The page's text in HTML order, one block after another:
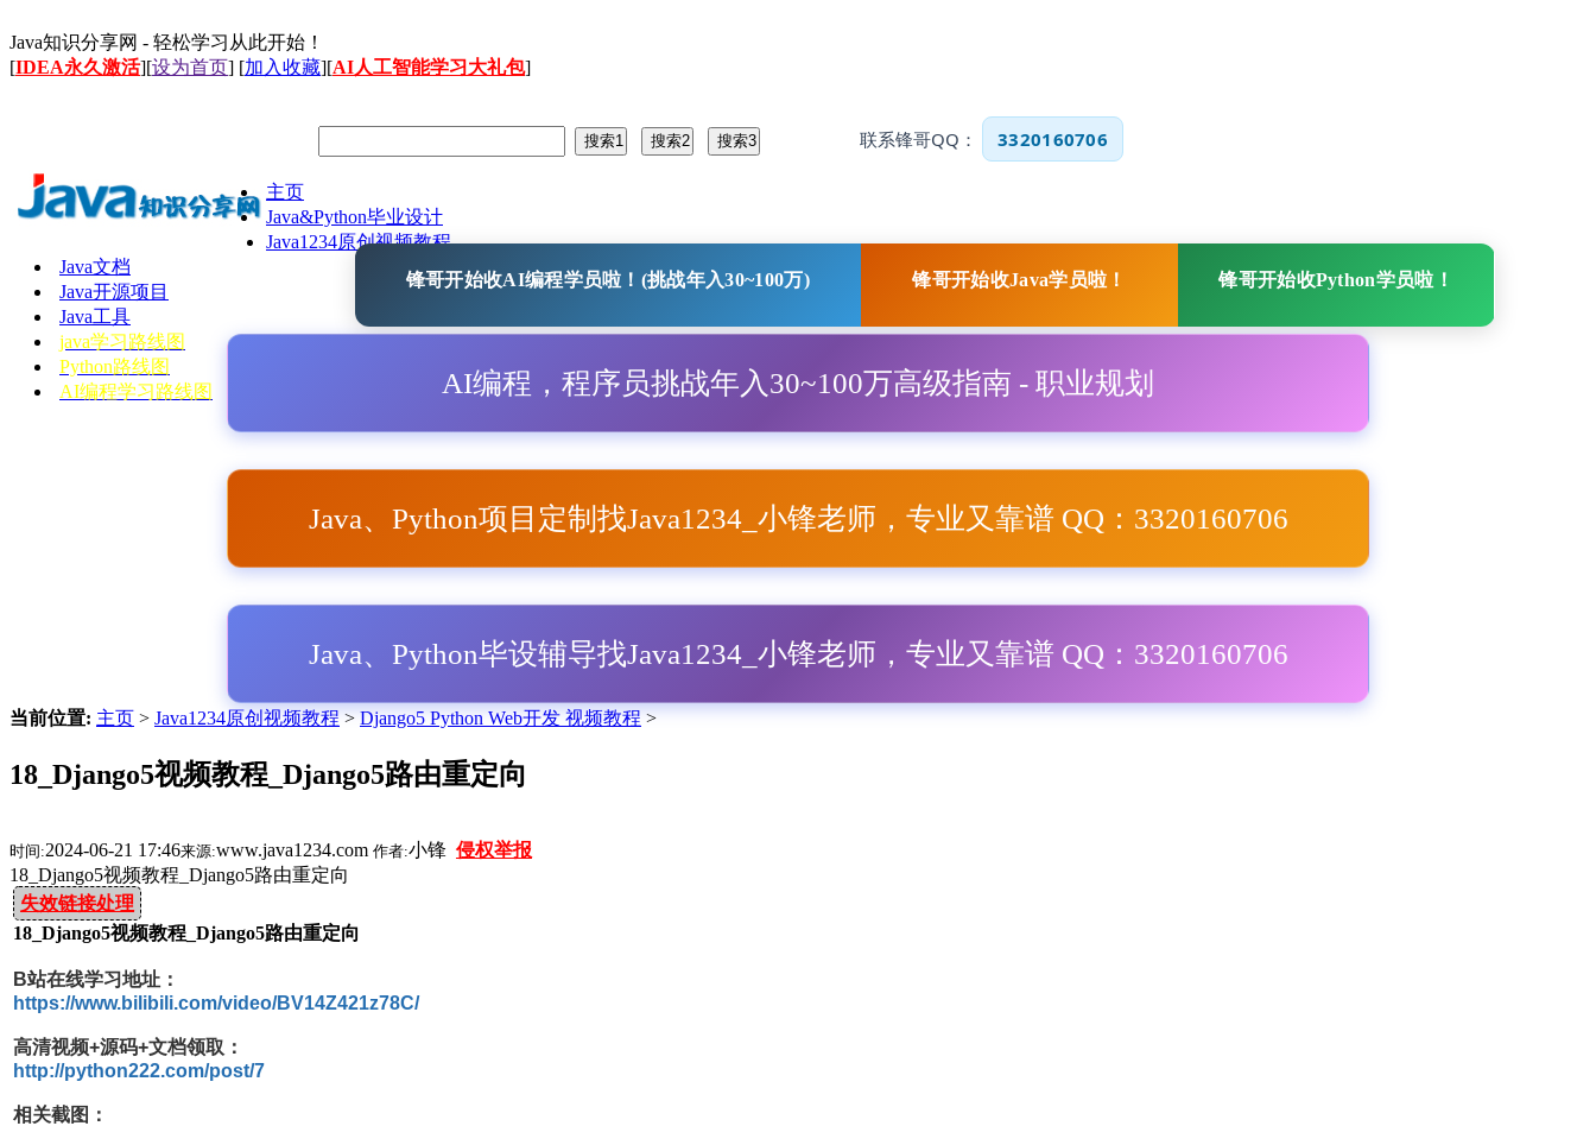
Java知识分享网 - 轻松学习从此开始！
[IDEA永久激活][设为首页] [加入收藏][AI人工智能学习大礼包]
联系锋哥QQ： 3320160706
主页
Java&Python毕业设计
Java1234原创视频教程
Java文档
Java开源项目
Java工具
java学习路线图
Python路线图
AI编程学习路线图
锋哥开始收AI编程学员啦！(挑战年入30~100万) 锋哥开始收Java学员啦！ 锋哥开始收Python学员啦！
AI编程，程序员挑战年入30~100万高级指南 - 职业规划
Java、Python项目定制找Java1234_小锋老师，专业又靠谱 QQ：3320160706
Java、Python毕设辅导找Java1234_小锋老师，专业又靠谱 QQ：3320160706
当前位置: 主页 > Java1234原创视频教程 > Django5 Python Web开发 视频教程 >
18_Django5视频教程_Django5路由重定向
时间:2024-06-21 17:46来源:www.java1234.com 作者:小锋 侵权举报
18_Django5视频教程_Django5路由重定向
失效链接处理
18_Django5视频教程_Django5路由重定向
B站在线学习地址：
https://www.bilibili.com/video/BV14Z421z78C/
高清视频+源码+文档领取：
http://python222.com/post/7
相关截图：